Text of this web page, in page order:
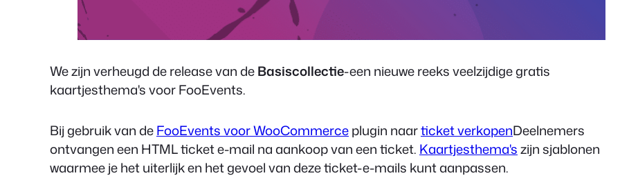
We zijn verheugd de release van deBasiscollectie-een nieuwe reeks veelzijdige gratis
kaartjesthema's voor FooEvents.
Bij gebruik van deFooEvents voor WooCommerceplugin naarticket verkopenDeelnemers
ontvangen een HTML ticket e-mail na aankoop van een ticket. Kaartjesthema'szijn sjablonen
waarmee je het uiterlijk en het gevoel van deze ticket-e-mails kunt aanpassen.